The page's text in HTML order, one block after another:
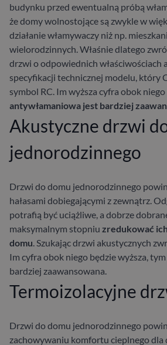
budynku przed ewentualną próbą
że domy wolnostojące są zwykle w
działanie włamywaczy niż np.
wielorodzinnych. Właśnie dlatego
drzwi o odpowiednich właściwościach
specyfikacji technicznej modelu, który
symbol RC. Im wyższa cyfra obok
antywłamaniowa jest bardziej
Akustyczne drzwi
jednorodzinnego
Drzwi do domu jednorodzinnego
hałasami dobiegającymi z zewnątrz.
potrafią być uciążliwe, a dobrze
maksymalnym stopniu zredukować
domu. Szukając drzwi akustycznych
Im cyfra obok niego będzie wyższa,
bardziej zaawansowana.
Termoizolacyjne
Drzwi do domu jednorodzinnego
zachowywaniu komfortu cieplnego dla